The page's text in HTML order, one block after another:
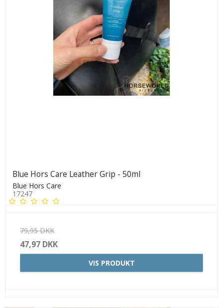
Blue Hors Care Leather Grip - 50ml
Blue Hors Care
17247
79,95 DKK
47,97 DKK
VIS PRODUKT